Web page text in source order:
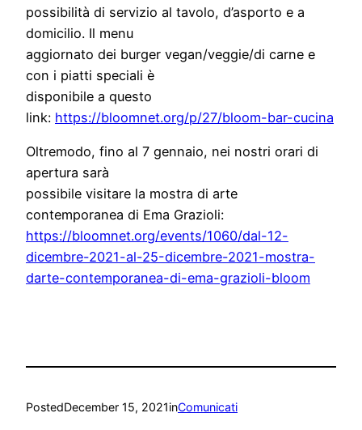
possibilità di servizio al tavolo, d’asporto e a
domicilio. Il menu
aggiornato dei burger vegan/veggie/di carne e
con i piatti speciali è
disponibile a questo
link: https://bloomnet.org/p/27/bloom-bar-cucina
Oltremodo, fino al 7 gennaio, nei nostri orari di
apertura sarà
possibile visitare la mostra di arte
contemporanea di Ema Grazioli:
https://bloomnet.org/events/1060/dal-12-
dicembre-2021-al-25-dicembre-2021-mostra-
darte-contemporanea-di-ema-grazioli-bloom
PostedDecember 15, 2021inComunicati